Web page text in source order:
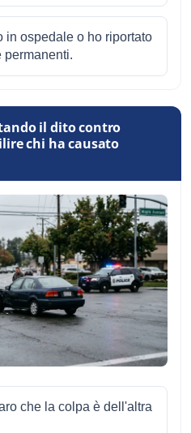
in ospedale o ho riportato
permanenti.
il dito contro
chi ha causato
che la colpa è dell'altra